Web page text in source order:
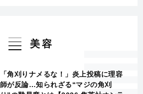
美容
「角刈りナメるな！」炎上投稿に理容
師が反論…知られざる“マジの角刈